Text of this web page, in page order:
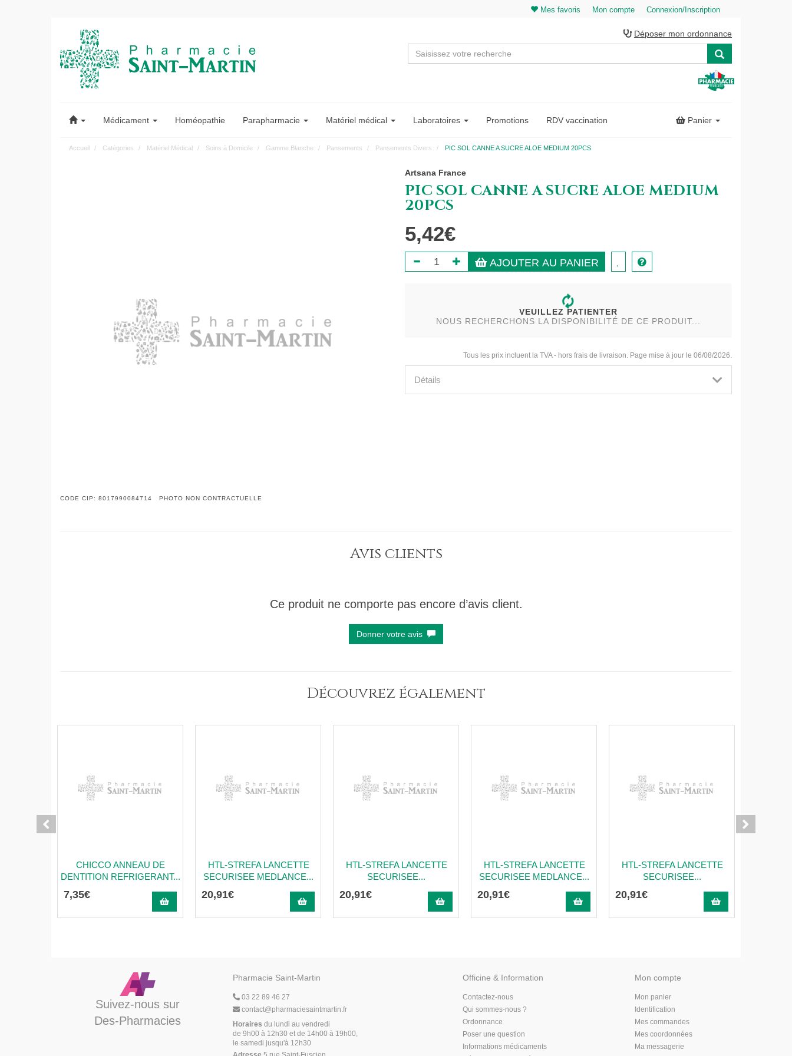
Mes favoris Mon compte Connexion/Inscription
Saint-
Martin
Déposer mon ordonnance
Médicament Homéopathie Parapharmacie Matériel médical Laboratoires Promotions RDV vaccination Panier
Accueil Catégories Matériel Médical Soins à Domicile Gamme Blanche Pansements Pansements Divers PIC SOL CANNE A SUCRE ALOE MEDIUM 20PCS
CODE CIP: 8017990084714 PHOTO NON CONTRACTUELLE
Artsana France
PIC SOL CANNE A SUCRE ALOE MEDIUM
20PCS
5,42€
AJOUTER AU PANIER
VEUILLEZ PATIENTER
NOUS RECHERCHONS LA DISPONIBILITÉ DE CE PRODUIT...
Tous les prix incluent la TVA - hors frais de livraison. Page mise à jour le 06/08/2026.
Détails
Avis clients
Ce produit ne comporte pas encore d’avis client.
Donner votre avis
Découvrez également
CHICCO ANNEAU DE
DENTITION REFRIGERANT...
7,35€
HTL-STREFA LANCETTE
SECURISEE MEDLANCE...
20,91€
HTL-STREFA LANCETTE
SECURISEE...
20,91€
HTL-STREFA LANCETTE
SECURISEE MEDLANCE...
20,91€
HTL-STREFA LANCETTE
SECURISEE...
20,91€
Suivez-nous sur
Des-Pharmacies
Pharmacie Saint-Martin
03 22 89 46 27
contact@pharmaciesaintmartin.fr
Horaires du lundi au vendredi
de 9h00 à 12h30 et de 14h00 à 19h00,
le samedi jusqu'à 12h30
Officine & Information
Contactez-nous
Qui sommes-nous ?
Ordonnance
Poser une question
Informations médicaments
Mon compte
Mon panier
Identification
Mes commandes
Mes coordonnées
Ma messagerie